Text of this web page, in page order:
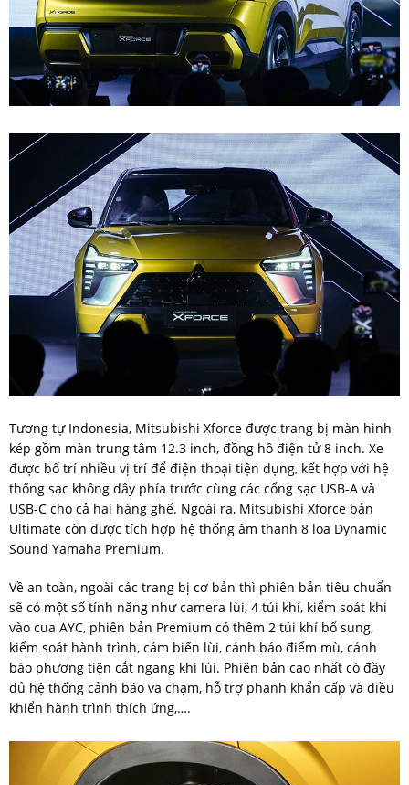
Tương tự Indonesia, Mitsubishi Xforce được trang bị màn hình
kép gồm màn trung tâm 12.3 inch, đồng hồ điện tử 8 inch. Xe
được bố trí nhiều vị trí để điện thoại tiện dụng, kết hợp với hệ
thống sạc không dây phía trước cùng các cổng sạc USB-A và
USB-C cho cả hai hàng ghế. Ngoài ra, Mitsubishi Xforce bản
Ultimate còn được tích hợp hệ thống âm thanh 8 loa Dynamic
Sound Yamaha Premium.
Về an toàn, ngoài các trang bị cơ bản thì phiên bản tiêu chuẩn
sẽ có một số tính năng như camera lùi, 4 túi khí, kiểm soát khi
vào cua AYC, phiên bản Premium có thêm 2 túi khí bổ sung,
kiểm soát hành trình, cảm biến lùi, cảnh báo điểm mù, cảnh
báo phương tiện cắt ngang khi lùi. Phiên bản cao nhất có đầy
đủ hệ thống cảnh báo va chạm, hỗ trợ phanh khẩn cấp và điều
khiển hành trình thích ứng,….